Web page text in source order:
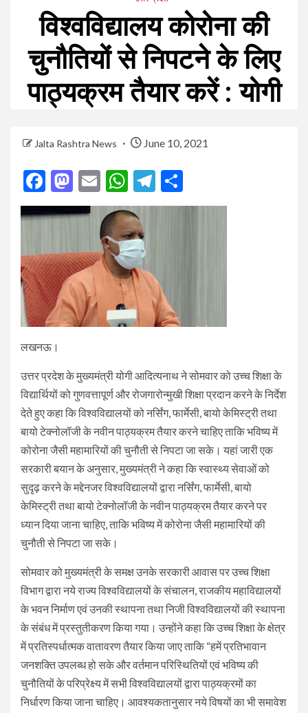
विश्‍वविद्यालय कोरोना की
चुनौतियों से निपटने के लिए
पाठ्यक्रम तैयार करें : योगी
Jalta Rashtra News June 10, 2021
Facebook
Mastodon
EmailWhatsApp
Telegram
लखनऊ।
उत्तर प्रदेश के मुख्‍यमंत्री योगी आदित्‍यनाथ ने सोमवार को उच्च शिक्षा के
विद्यार्थियों को गुणवत्तापूर्ण और रोजगारोन्मुखी शिक्षा प्रदान करने के निर्देश
देते हुए कहा कि विश्वविद्यालयों को नर्सिंग, फार्मेसी, बायो केमिस्ट्री तथा
बायो टेक्नोलॉजी के नवीन पाठ्यक्रम तैयार करने चाहिए ताकि भविष्य में
कोरोना जैसी महामारियों की चुनौती से निपटा जा सके। यहां जारी एक
सरकारी बयान के अनुसार, मुख्‍यमंत्री ने कहा कि स्वास्थ्य सेवाओं को
सुदृढ़ करने के मद्देनजर विश्वविद्यालयों द्वारा नर्सिंग, फार्मेसी, बायो
केमिस्ट्री तथा बायो टेक्नोलॉजी के नवीन पाठ्यक्रम तैयार करने पर
ध्यान दिया जाना चाहिए, ताकि भविष्य में कोरोना जैसी महामारियों की
चुनौती से निपटा जा सके।
सोमवार को मुख्यमंत्री के समक्ष उनके सरकारी आवास पर उच्च शिक्षा
विभाग द्वारा नये राज्य विश्वविद्यालयों के संचालन, राजकीय महाविद्यालयों
के भवन निर्माण एवं उनकी स्थापना तथा निजी विश्वविद्यालयों की स्थापना
के संबंध में प्रस्तुतीकरण किया गया। उन्होंने कहा कि उच्च शिक्षा के क्षेत्र
में प्रतिस्पर्धात्मक वातावरण तैयार किया जाए ताकि “हमें प्रतिभावान
जनशक्ति उपलब्ध हो सके और वर्तमान परिस्थितियों एवं भविष्य की
चुनौतियों के परिप्रेक्ष्य में सभी विश्वविद्यालयों द्वारा पाठ्यक्रमों का
निर्धारण किया जाना चाहिए। आवश्यकतानुसार नये विषयों का भी समावेश